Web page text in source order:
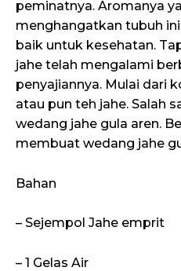
peminatnya. Aromanya
menghangatkan tubuh
baik untuk kesehatan.
jahe telah mengalami
penyajiannya. Mulai dari
atau pun teh jahe. Salah
wedang jahe gula aren.
membuat wedang jahe
Bahan
– Sejempol Jahe emprit
– 1 Gelas Air